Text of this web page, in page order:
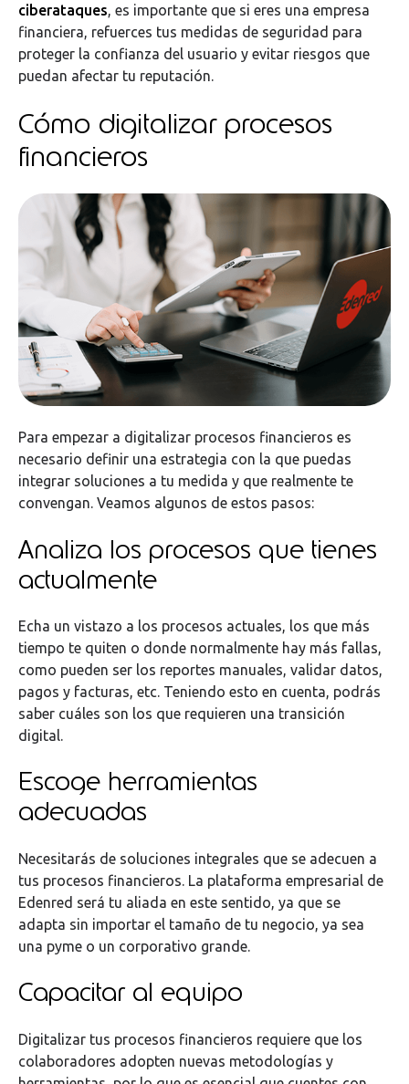
ciberataques, es importante que si eres una empresa
financiera, refuerces tus medidas de seguridad para
proteger la confianza del usuario y evitar riesgos que
puedan afectar tu reputación.
Cómo digitalizar procesos
financieros
Para empezar a digitalizar procesos financieros es
necesario definir una estrategia con la que puedas
integrar soluciones a tu medida y que realmente te
convengan. Veamos algunos de estos pasos:
Analiza los procesos que tienes
actualmente
Echa un vistazo a los procesos actuales, los que más
tiempo te quiten o donde normalmente hay más fallas,
como pueden ser los reportes manuales, validar datos,
pagos y facturas, etc. Teniendo esto en cuenta, podrás
saber cuáles son los que requieren una transición
digital.
Escoge herramientas
adecuadas
Necesitarás de soluciones integrales que se adecuen a
tus procesos financieros. La plataforma empresarial de
Edenred será tu aliada en este sentido, ya que se
adapta sin importar el tamaño de tu negocio, ya sea
una pyme o un corporativo grande.
Capacitar al equipo
Digitalizar tus procesos financieros requiere que los
colaboradores adopten nuevas metodologías y